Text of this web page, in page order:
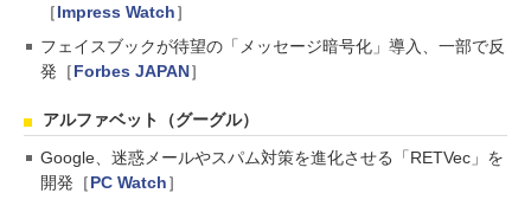
［Impress Watch］
フェイスブックが待望の「メッセージ暗号化」導入、一部で反
発［Forbes JAPAN］
アルファベット（グーグル）
Google、迷惑メールやスパム対策を進化させる「RETVec」を
開発［PC Watch］